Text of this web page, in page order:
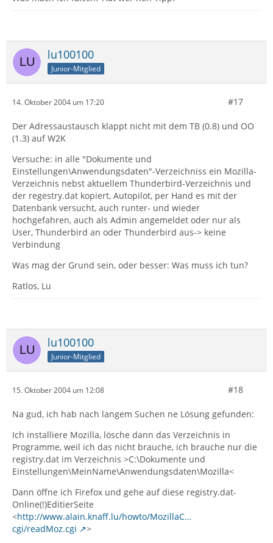
lu100100
Junior-Mitglied
14. Oktober 2004 um 17:20 #17
Der Adressaustausch klappt nicht mit dem TB (0.8) und OO
(1.3) auf W2K
Versuche: in alle "Dokumente und
Einstellungen\Anwendungsdaten"-Verzeichniss ein Mozilla-
Verzeichnis nebst aktuellem Thunderbird-Verzeichnis und
der regestry.dat kopiert, Autopilot, per Hand es mit der
Datenbank versucht, auch runter- und wieder
hochgefahren, auch als Admin angemeldet oder nur als
User, Thunderbird an oder Thunderbird aus-> keine
Verbindung
Was mag der Grund sein, oder besser: Was muss ich tun?
Ratlos, Lu
lu100100
Junior-Mitglied
15. Oktober 2004 um 12:08 #18
Na gud, ich hab nach langem Suchen ne Lösung gefunden:
Ich installiere Mozilla, lösche dann das Verzeichnis in
Programme, weil ich das nicht brauche, ich brauche nur die
registry.dat im Verzeichnis >C:\Dokumente und
Einstellungen\MeinName\Anwendungsdaten\Mozilla<
Dann öffne ich Firefox und gehe auf diese registry.dat-
Online(!)EditierSeite
<http://www.alain.knaff.lu/howto/MozillaC…
cgi/readMoz.cgi
>